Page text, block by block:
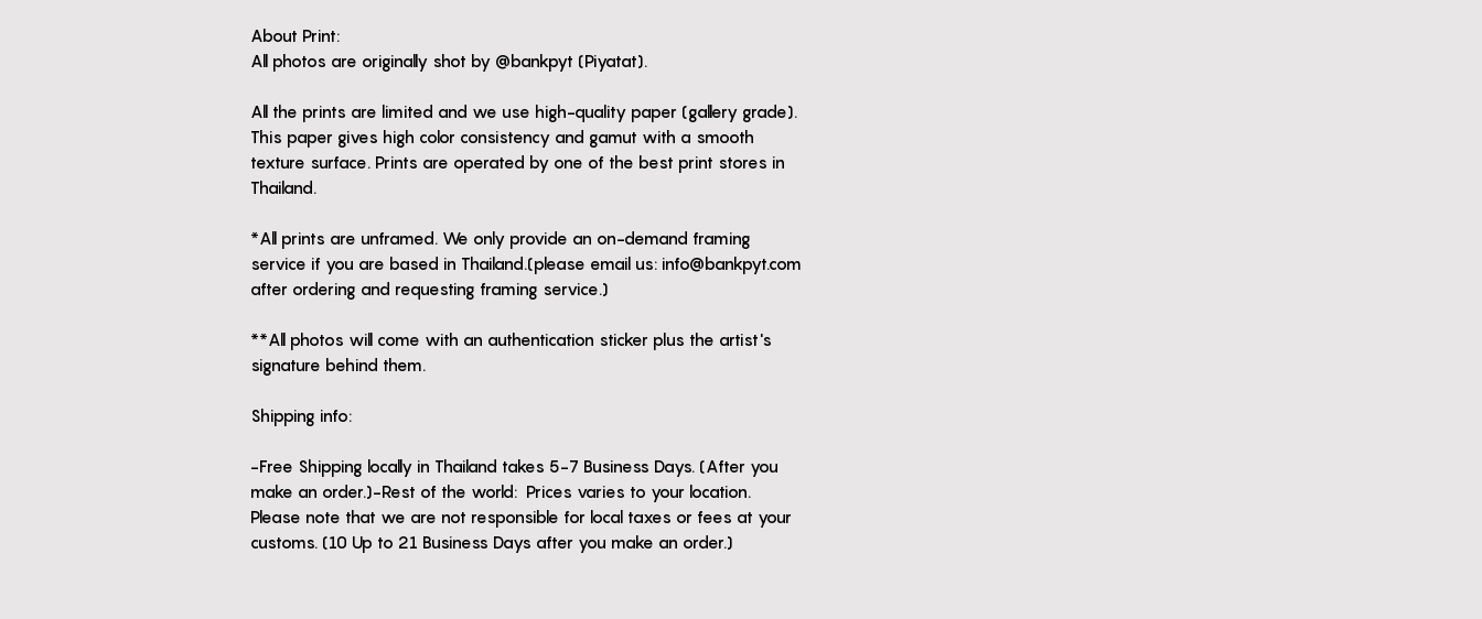
About Print:
All photos are originally shot by @bankpyt (Piyatat).
All the prints are limited and we use high-quality paper (gallery grade).
This paper gives high color consistency and gamut with a smooth
texture surface. Prints are operated by one of the best print stores in
Thailand.
*All prints are unframed. We only provide an on-demand framing
service if you are based in Thailand.(please email us: info@bankpyt.com
after ordering and requesting framing service.)
**All photos will come with an authentication sticker plus the artist's
signature behind them.
Shipping info:
-Free Shipping locally in Thailand takes 5-7 Business Days. (After you
make an order.)-Rest of the world: Prices varies to your location.
Please note that we are not responsible for local taxes or fees at your
customs. (10 Up to 21 Business Days after you make an order.)